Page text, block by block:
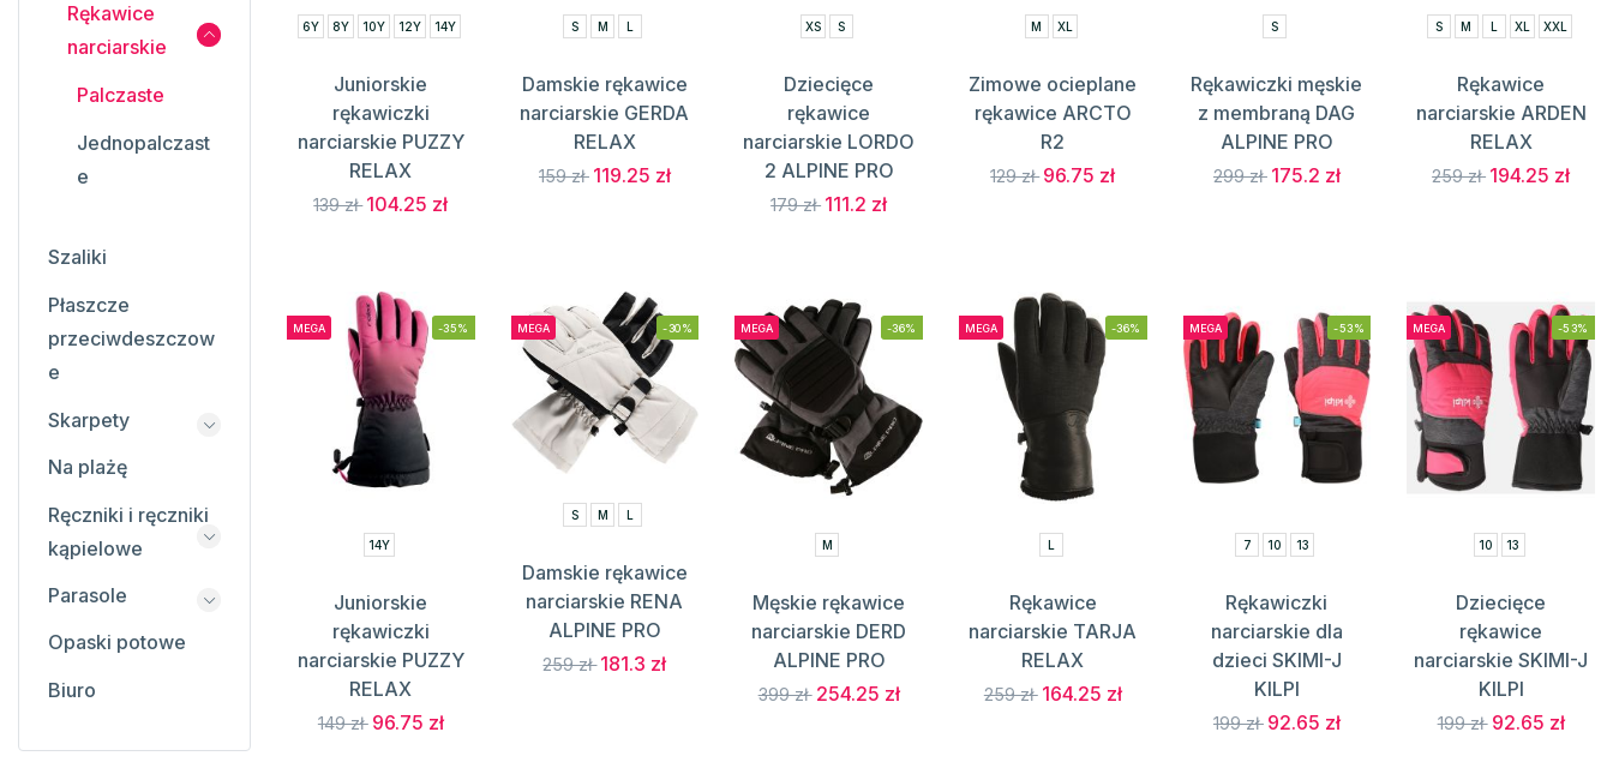
6Y 8Y 10Y 12Y 14Y
Juniorskie
rękawiczki
narciarskie PUZZY
RELAX
139 zł 104.25 zł
S M L
Damskie rękawice
narciarskie GERDA
RELAX
159 zł 119.25 zł
XS S
Dziecięce
rękawice
narciarskie LORDO
2 ALPINE PRO
179 zł 111.2 zł
M XL
Zimowe ocieplane
rękawice ARCTO
R2
129 zł 96.75 zł
S
Rękawiczki męskie
z membraną DAG
ALPINE PRO
299 zł 175.2 zł
S M L XL XXL
Rękawice
narciarskie ARDEN
RELAX
259 zł 194.25 zł
MEGA -35%
14Y
Juniorskie
rękawiczki
narciarskie PUZZY
RELAX
149 zł 96.75 zł
MEGA -30%
S M L
Damskie rękawice
narciarskie RENA
ALPINE PRO
259 zł 181.3 zł
MEGA -36%
M
Męskie rękawice
narciarskie DERD
ALPINE PRO
399 zł 254.25 zł
MEGA -36%
L
Rękawice
narciarskie TARJA
RELAX
259 zł 164.25 zł
MEGA -53%
7 10 13
Rękawiczki
narciarskie dla
dzieci SKIMI-J
KILPI
199 zł 92.65 zł
MEGA -53%
10 13
Dziecięce
rękawice
narciarskie SKIMI-J
KILPI
199 zł 92.65 zł
Rękawice
narciarskie
Palczaste
Jednopalczast
e
Szaliki
Płaszcze
przeciwdeszczow
e
Skarpety
Na plażę
Ręczniki i ręczniki
kąpielowe
Parasole
Opaski potowe
Biuro